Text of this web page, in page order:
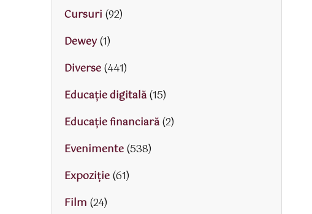
Cursuri (92)
Dewey(1)
Diverse(441)
Educaţie digitală(15)
Educaţie financiară(2)
Evenimente(538)
Expoziție(61)
Film (24)